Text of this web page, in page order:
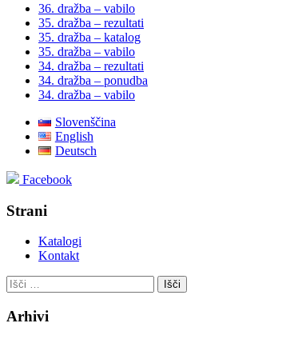
36. dražba – vabilo
35. dražba – rezultati
35. dražba – katalog
35. dražba – vabilo
34. dražba – rezultati
34. dražba – ponudba
34. dražba – vabilo
Slovenščina
English
Deutsch
Facebook
Strani
Katalogi
Kontakt
Išči:
Arhivi